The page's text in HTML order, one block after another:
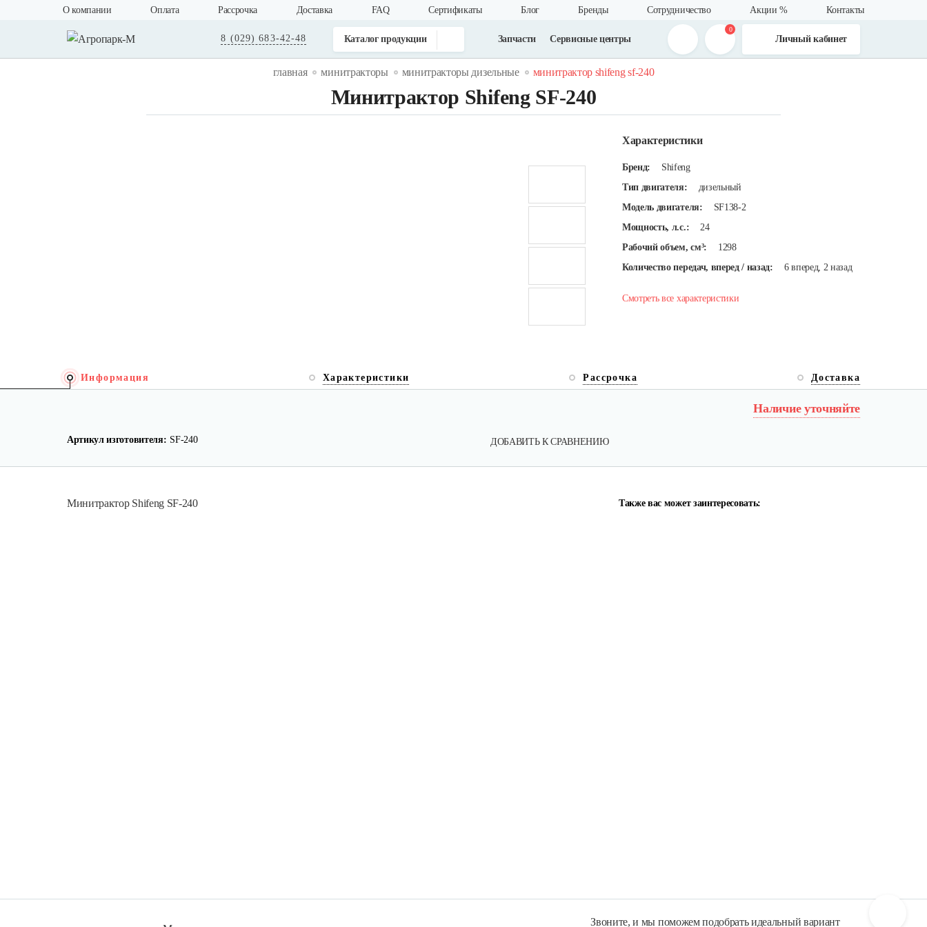
О компании Оплата Рассрочка Доставка FAQ Cертификаты Блог Бренды Сотрудничество Акции % Контакты
8 (029) 683-42-48 Каталог продукции Запчасти Сервисные центры
0
Личный кабинет
главная минитракторы минитракторы дизельные минитрактор shifeng sf-240
Минитрактор Shifeng SF-240
Характеристики
Бренд:
Shifeng
Тип двигателя:
дизельный
Модель двигателя:
SF138-2
Мощность, л.с.:
24
Рабочий объем, см³:
1298
Количество передач, вперед / назад:
6 вперед, 2 назад
Смотреть все характеристики
Информация Характеристики Рассрочка Доставка
Наличие уточняйте
Артикул изготовителя: SF-240 ДОБАВИТЬ К СРАВНЕНИЮ
Минитрактор Shifeng SF-240 Также вас может заинтересовать:
Звоните, и мы поможем подобрать идеальный вариант